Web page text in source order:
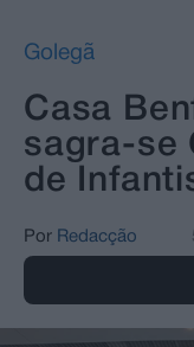
Golegã
Casa
sagra-se
de
Por Redacção